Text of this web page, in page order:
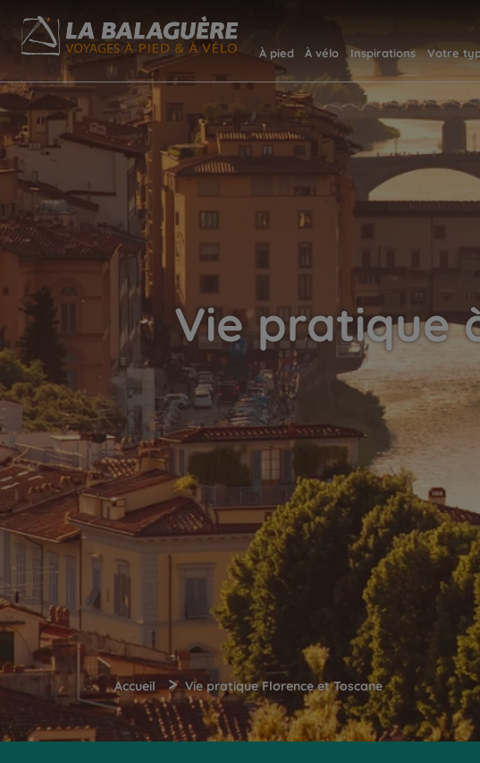
À pied À vélo Inspirations Votre
Vie pratique
Accueil > Vie pratique Florence et Toscane